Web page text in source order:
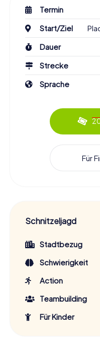
Termin
Start/Ziel
Dauer
Strecke
Sprache
Für
Schnitzeljagd
Stadtbezug
Schwierigkeit
Action
Teambuilding
Für Kinder